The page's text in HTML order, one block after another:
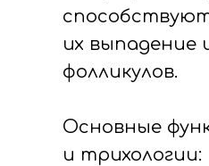
их выпадение
фолликулов.
Основные
и трихологии: